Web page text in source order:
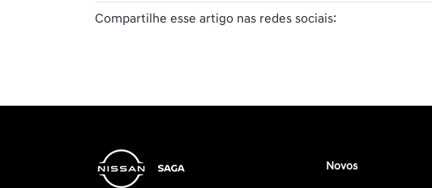
Compartilhe esse artigo nas redes sociais:
Novos